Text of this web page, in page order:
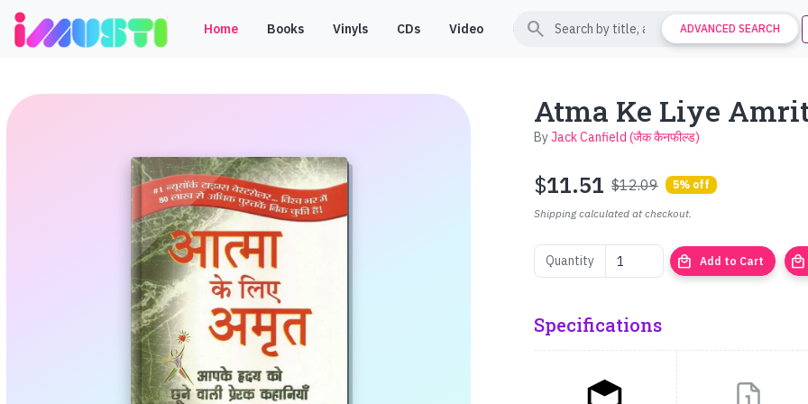
Home Books Vinyls CDs Video Contact Support
search ADVANCED SEARCH
Atma Ke Liye Amrit
ByJack Canfield (जैक कैनफील्ड)
$11.51 $12.09 5% off
Shipping calculated at checkout.
Quantity local_mall Add to Cart local_mall
Specifications